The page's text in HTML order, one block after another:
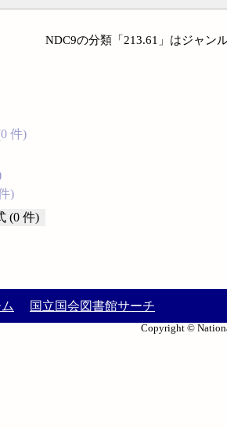
件)
)
(0 件)
NDC9の分類「213.61」はジャン
国立国会図書館サーチ
Copyright ©